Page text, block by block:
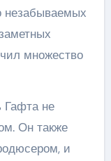
незабываемых
множество
Гафта не
Он также
и